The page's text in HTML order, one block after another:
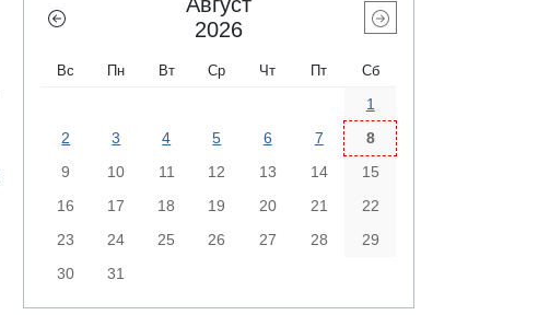
2026
Вс Пн Вт Ср Чт Пт Сб
1
2
3 4 5 6 7
8
9
10 11 12 13 14
15
16
17 18 19 20 21
22
23
24 25 26 27 28
29
30
31